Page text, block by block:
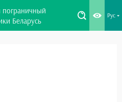
пограничный
Беларусь
Рус